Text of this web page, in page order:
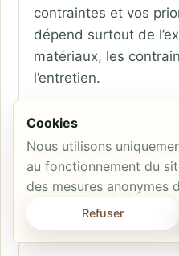
contraintes et vos
dépend surtout de
matériaux, les
l’entretien.
Quels critères
aménagements
augmentent la valeur
Cookies
Nous utilisons
au fonctionnement du
des mesures anonymes
Refuser